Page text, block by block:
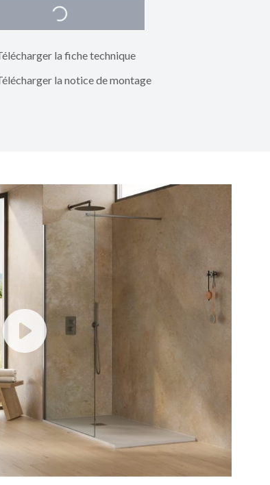
la fiche technique
la notice de montage